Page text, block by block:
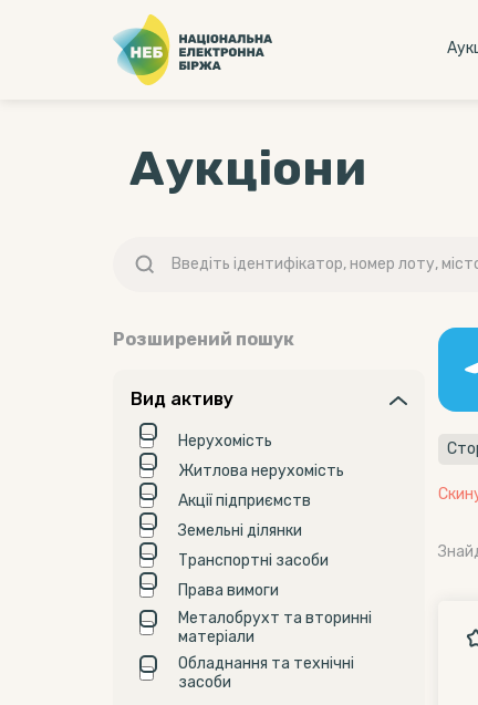
Аукціони
Розширений пошук
Вид активу
Нерухомість
Житлова нерухомість
Акції підприємств
Земельні ділянки
Транспортні засоби
Права вимоги
Металобрухт та вторинні
матеріали
Обладнання та технічні
засоби